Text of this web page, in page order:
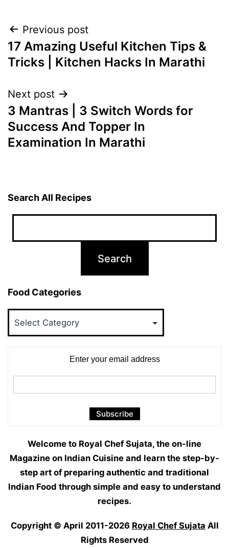
Post
navigation
Previous post
17 Amazing Useful Kitchen Tips &
Tricks | Kitchen Hacks In Marathi
Next post
3 Mantras | 3 Switch Words for
Success And Topper In
Examination In Marathi
Search All Recipes
Food Categories
Enter your email address
Welcome to Royal Chef Sujata, the on-line
Magazine on Indian Cuisine and learn the step-by-
step art of preparing authentic and traditional
Indian Food through simple and easy to understand
recipes.
Copyright © April 2011-2026 Royal Chef Sujata All
Rights Reserved